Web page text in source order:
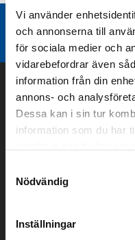
Vi använder
och annonserna till
för sociala medier och
vidarebefordrar även
information från din
annons- och
Dessa kan i sin tur
information som du har
Nödvändig
Inställningar
Liknande
Om oss